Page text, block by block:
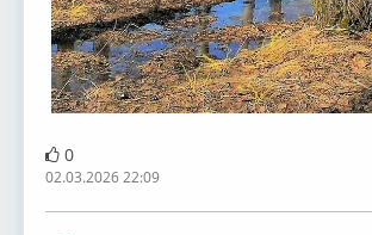
0
02.03.2026 22:09